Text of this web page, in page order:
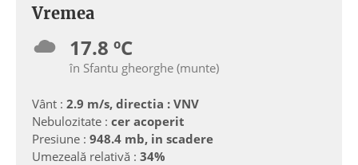
Vremea
17.8 ºC
în Sfantu gheorghe (munte)
Vânt : 2.9 m/s, directia : VNV
Nebulozitate : cer acoperit
Presiune : 948.4 mb, in scadere
Umezeală relativă : 34%